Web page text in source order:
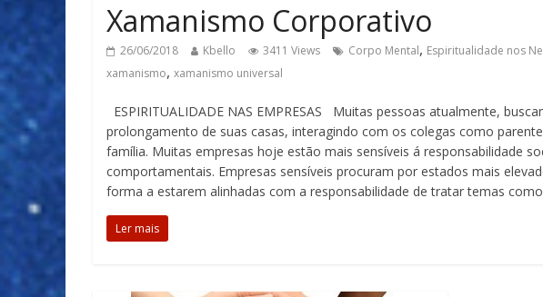
Xamanismo Corporativo
26/06/2018 Kbello 3411 Views Corpo Mental, Espiritualidade nos
xamanismo, xamanismo universal
ESPIRITUALIDADE NAS EMPRESAS Muitas pessoas atualmente,
prolongamento de suas casas, interagindo com os colegas como
família. Muitas empresas hoje estão mais sensíveis á responsabilidade
comportamentais. Empresas sensíveis procuram por estados mais
forma a estarem alinhadas com a responsabilidade de tratar temas
Ler mais